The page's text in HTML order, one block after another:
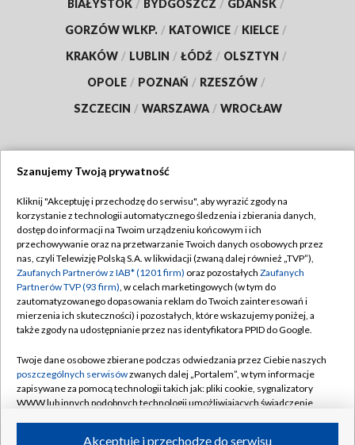
BIAŁYSTOK / BYDGOSZCZ / GDAŃSK /
GORZÓW WLKP. / KATOWICE / KIELCE /
KRAKÓW / LUBLIN / ŁÓDŹ / OLSZTYN /
OPOLE / POZNAŃ / RZESZÓW /
SZCZECIN / WARSZAWA / WROCŁAW
TVP
Abonament TVP
Emisja w TVP
Centrum informacji TVP
Naziemna Telewizja Cyfrowa
Rada Programowa
System NOS
Informacje o nadawcy
Regulamin TVP
Polityka prywatności
Moje zgody
Pomoc
Kontakt
Kanały
Szanujemy Twoją prywatność
Kliknij "Akceptuję i przechodzę do serwisu", aby wyrazić zgody na
korzystanie z technologii automatycznego śledzenia i zbierania danych,
dostęp do informacji na Twoim urządzeniu końcowym i ich
przechowywanie oraz na przetwarzanie Twoich danych osobowych przez
nas, czyli Telewizję Polską S.A. w likwidacji (zwaną dalej również „TVP”),
Zaufanych Partnerów z IAB* (1201 firm) oraz pozostałych Zaufanych
Partnerów TVP (93 firm), w celach marketingowych (w tym do
zautomatyzowanego dopasowania reklam do Twoich zainteresowań i
mierzenia ich skuteczności) i pozostałych, które wskazujemy poniżej, a
także zgody na udostępnianie przez nas identyfikatora PPID do Google.
Twoje dane osobowe zbierane podczas odwiedzania przez Ciebie naszych
poszczególnych serwisówzwanych dalej „Portalem”, w tym informacje
zapisywane za pomocą technologii takich jak: pliki cookie, sygnalizatory
WWW lub innych podobnych technologii umożliwiających świadczenie
Akceptuję i przechodzę do serwisu